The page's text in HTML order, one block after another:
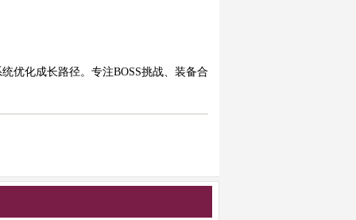
优化成长路径。专注BOSS挑战、装备合